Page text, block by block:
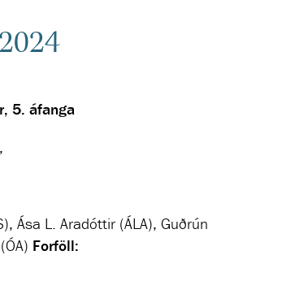
5. áfanga
Ása L. Aradóttir (ÁLA), Guðrún
Forföll: